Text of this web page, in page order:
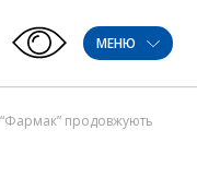
МЕНЮ
“Фармак” продовжують